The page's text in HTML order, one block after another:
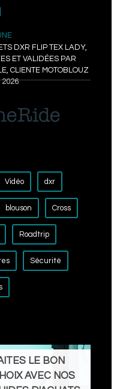
DXR FLIP TEX LADY,
ET VALIDÉES PAR
CLIENTE MOTOBLOUZ
Vidéo dxr
blouson Cross
Roadtrip
Sécurité
LE BON
AVEC NOS